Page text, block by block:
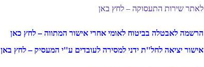
לאתר שירות התעסוקה – לחץ באן
הרשמה לאבטלה בביטוח לאומי אחרי אישור המתווה – לחץ כאן
אישור יציאה לחל"ת ידני למסירה לעובדים ע"י המעסיק – לחץ באן